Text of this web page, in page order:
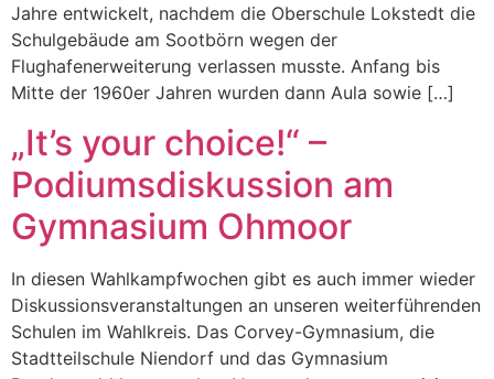
Jahre entwickelt, nachdem die Oberschule Lokstedt die
Schulgebäude am Sootbörn wegen der
Flughafenerweiterung verlassen musste. Anfang bis
Mitte der 1960er Jahren wurden dann Aula sowie […]
„It’s your choice!“ –
Podiumsdiskussion am
Gymnasium Ohmoor
In diesen Wahlkampfwochen gibt es auch immer wieder
Diskussionsveranstaltungen an unseren weiterführenden
Schulen im Wahlkreis. Das Corvey-Gymnasium, die
Stadtteilschule Niendorf und das Gymnasium